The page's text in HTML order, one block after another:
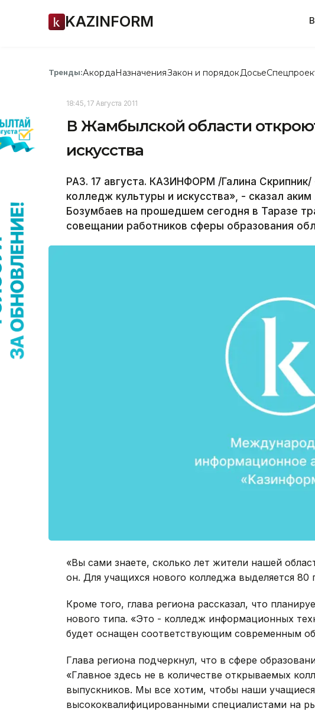
KAZINFORM
Тренды:АкордаНазначенияЗакон и порядок Досье
18:45, 17 Августа 2011
В Жамбылской области
искусства
РАЗ. 17 августа. КАЗИНФОРМ /Галина
колледж культуры и искусства», - сказал
Бозумбаев на прошедшем сегодня в Таразе
совещании работников сферы образования
«Вы сами знаете, сколько лет жители нашей
он. Для учащихся нового колледжа выделяется 80
Кроме того, глава региона рассказал, что
нового типа. «Это - колледж информационных
будет оснащен соответствующим современным
Глава региона подчеркнул, что в сфере
«Главное здесь не в количестве открываемых
выпускников. Мы все хотим, чтобы наши
высококвалифицированными специалистами на